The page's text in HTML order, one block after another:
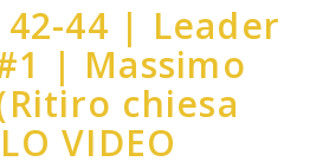
44 | Leader
| Massimo
chiesa
VIDEO